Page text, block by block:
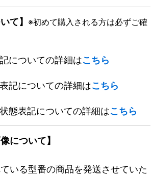
て】 ※初めて購入される方は必ずご確
についての詳細はこちら
記についての詳細はこちら
態表記についての詳細はこちら
について】
いる型番の商品を発送させていた